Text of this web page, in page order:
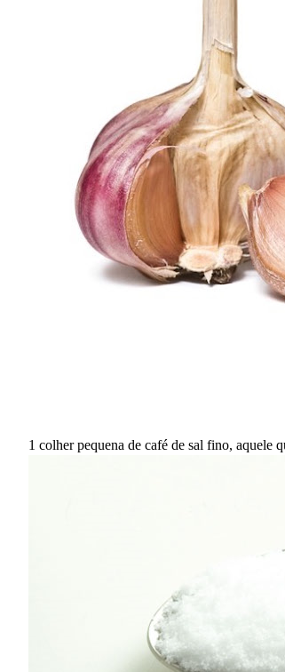
1 colher pequena de café de sal fino, aquele